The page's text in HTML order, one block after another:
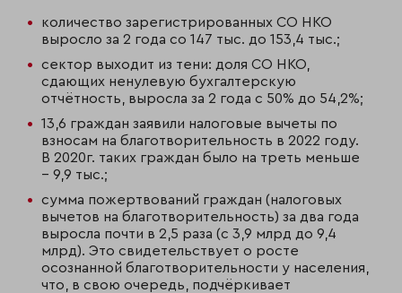
количество зарегистрированных СО НКО
выросло за 2 года со 147 тыс. до 153,4 тыс.;
сектор выходит из тени: доля СО НКО,
сдающих ненулевую бухгалтерскую
отчётность, выросла за 2 года с 50% до 54,2%;
13,6 граждан заявили налоговые вычеты по
взносам на благотворительность в 2022 году.
В 2020г. таких граждан было на треть меньше
– 9,9 тыс.;
сумма пожертвований граждан (налоговых
вычетов на благотворительность) за два года
выросла почти в 2,5 раза (с 3,9 млрд до 9,4
млрд). Это свидетельствует о росте
осознанной благотворительности у населения,
что, в свою очередь, подчёркивает